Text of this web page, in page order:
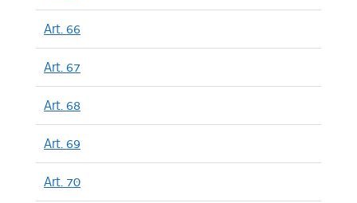
Art. 66
Art. 67
Art. 68
Art. 69
Art. 70